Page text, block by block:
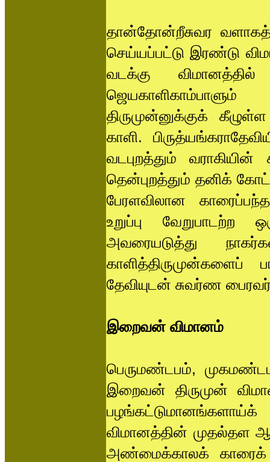
தான்தோன்றீசுவர
செய்யப்பட்டு இரண்டு
வடக்கு விமானத்தில்
திருமுன்னுக்குக்
காளி.
வடபுறத்தும்
தென்புறத்தும் தனிக்
பேரளவிலான
உறுப்பு வேறுபாடற்ற
அவரையடுத்து
காளித்திருமுன்களைப்
தேவியுடன் சுவர்ண
இறைவன் விமானம்
பெருமண்டபம்,
இறைவன் திருமுன்
விமானத்தின் முதல்தள
அண்மைக்காலக் காரைக்